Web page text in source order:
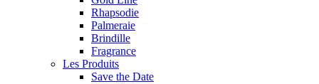
Rhapsodie
Palmeraie
Brindille
Fragrance
Les Produits
Save the Date